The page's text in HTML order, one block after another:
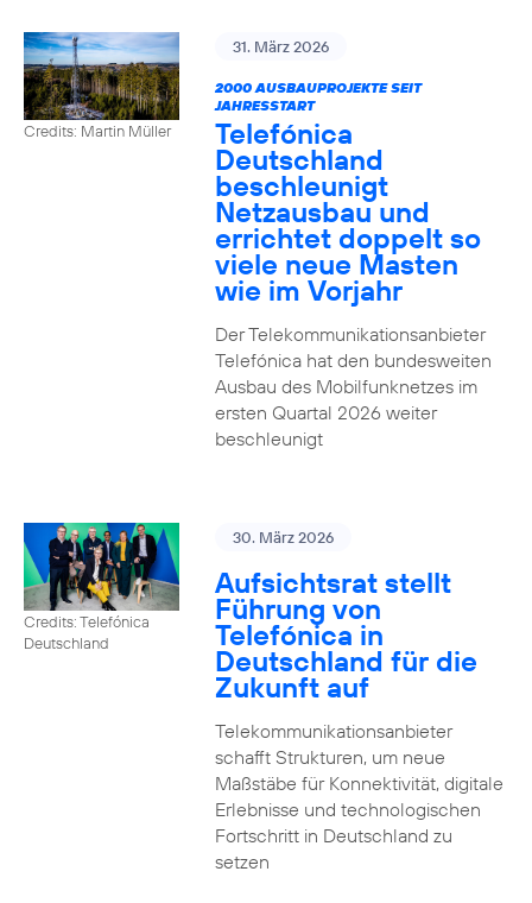
Credits: Martin Müller
31. März 2026
2000 AUSBAUPROJEKTE SEIT
JAHRESSTART
Telefónica
Deutschland
beschleunigt
Netzausbau und
errichtet doppelt so
viele neue Masten
wie im Vorjahr
Der Telekommunikationsanbieter
Telefónica hat den bundesweiten
Ausbau des Mobilfunknetzes im
ersten Quartal 2026 weiter
beschleunigt
Credits: Telefónica
Deutschland
30. März 2026
Aufsichtsrat stellt
Führung von
Telefónica in
Deutschland für die
Zukunft auf
Telekommunikationsanbieter
schafft Strukturen, um neue
Maßstäbe für Konnektivität, digitale
Erlebnisse und technologischen
Fortschritt in Deutschland zu
setzen